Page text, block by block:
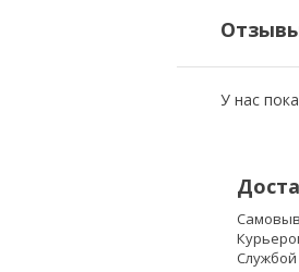
У нас
Службой